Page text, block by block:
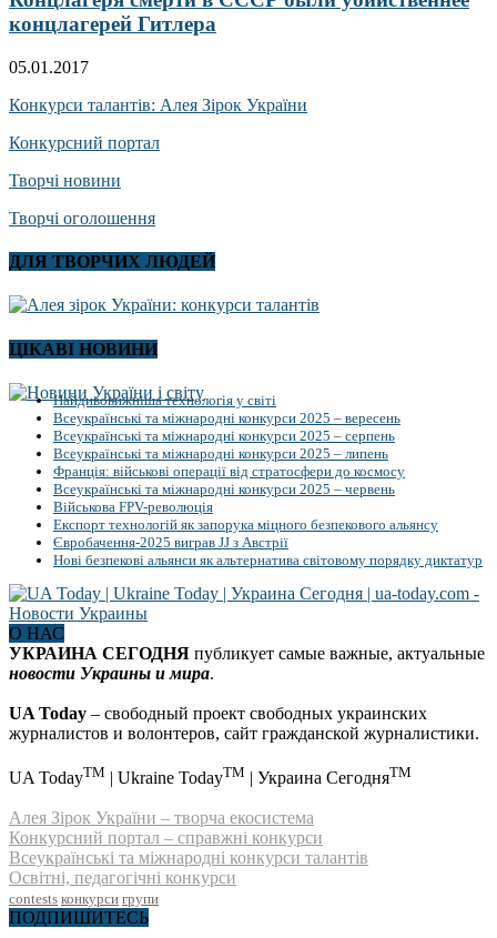
концлагерей Гитлера
05.01.2017
Конкурси талантів: Алея Зірок України
Конкурсний портал
Творчі новини
Творчі оголошення
ДЛЯ ТВОРЧИХ ЛЮДЕЙ
ЦІКАВІ НОВИНИ
Найдивовижніша технологія у світі
Всеукраїнські та міжнародні конкурси 2025 – вересень
Всеукраїнські та міжнародні конкурси 2025 – серпень
Всеукраїнські та міжнародні конкурси 2025 – липень
Франція: військові операції від стратосфери до космосу
Всеукраїнські та міжнародні конкурси 2025 – червень
Військова FPV-революція
Експорт технологій як запорука міцного безпекового альянсу
Євробачення-2025 виграв JJ з Австрії
Нові безпекові альянси як альтернатива світовому порядку диктатур
О НАС
УКРАИНА СЕГОДНЯ публикует самые важные, актуальные
новости Украины и мира.
UA Today – свободный проект свободных украинских
журналистов и волонтеров, сайт гражданской журналистики.
UA TodayTM | Ukraine TodayTM | Украина СегодняTM
Алея Зірок України – творча екосистема
Конкурсний портал – справжні конкурси
Всеукраїнські та міжнародні конкурси талантів
Освітні, педагогічні конкурси
contests конкурси групи
ПОДПИШИТЕСЬ